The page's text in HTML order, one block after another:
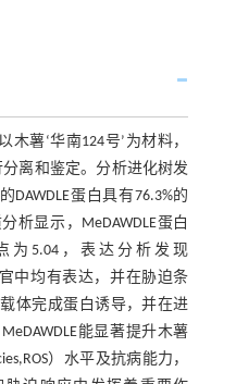
木薯‘华南124号’为材料，
分离和鉴定。分析进化树发
DAWDLE蛋白具有76.3%的
析显示，MeDAWDLE蛋白
为5.04，表达分析发现
中均有表达，并在胁迫条
体完成蛋白诱导，并在进
能显著提升木薯
）水平及抗病能力，